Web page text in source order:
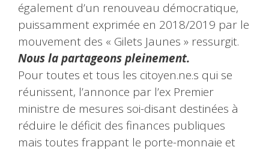
également d’un renouveau démocratique,
puissamment exprimée en 2018/2019 par le
mouvement des « Gilets Jaunes » ressurgit.
Nous la partageons pleinement.
Pour toutes et tous les citoyen.ne.s qui se
réunissent, l’annonce par l’ex Premier
ministre de mesures soi-disant destinées à
réduire le déficit des finances publiques
mais toutes frappant le porte-monnaie et